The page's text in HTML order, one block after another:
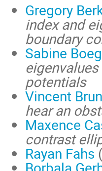
Gregory
index and
boundary
Sabine
potentials
Vincent
hear an
Maxence
contrast
Rayan Fahs